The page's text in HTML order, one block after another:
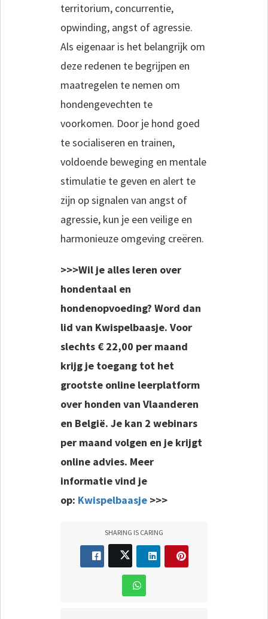
territorium, concurrentie,
opwinding, angst of agressie.
Als eigenaar is het belangrijk om
deze redenen te begrijpen en
maatregelen te nemen om
hondengevechten te
voorkomen. Door je hond goed
te socialiseren en trainen,
voldoende beweging en mentale
stimulatie te geven en alert te
zijn op signalen van angst of
agressie, kun je een veilige en
harmonieuze omgeving creëren.
>>>Wil je alles leren over
hondentaal en
hondenopvoeding? Word dan
lid van Kwispelbaasje. Voor
slechts € 22,00 per maand
krijg je toegang tot het
grootste online leerplatform
over honden van Vlaanderen
en België. Je kan 2 webinars
per maand volgen en je krijgt
online advies. Meer
informatie vind je
op: Kwispelbaasje >>>
SHARING IS CARING